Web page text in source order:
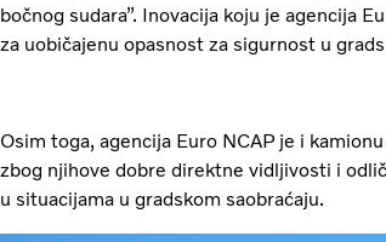
bočnog sudara”. Inovacija koju je agencija
za uobičajenu opasnost za sigurnost u
Osim toga, agencija Euro NCAP je i
zbog njihove dobre direktne vidljivosti i
u situacijama u gradskom saobraćaju.